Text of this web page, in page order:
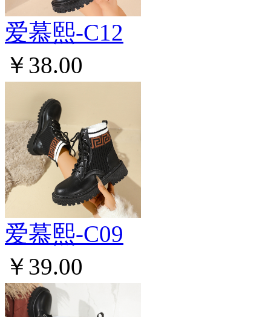
爱慕熙-C12
￥38.00
爱慕熙-C09
￥39.00